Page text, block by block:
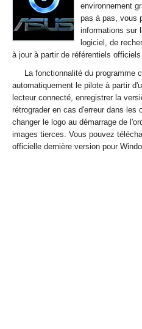
environnement
pas à pas, vous
informations sur
logiciel, de
à jour à partir de référentiels
La fonctionnalité du programme
automatiquement le pilote à partir
lecteur connecté, enregistrer la
rétrograder en cas d'erreur dans les
changer le logo au démarrage de
images tierces. Vous pouvez
officielle dernière version pour